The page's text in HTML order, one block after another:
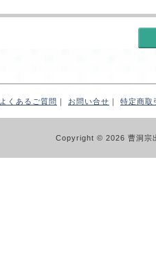
よくあるご質問 ｜ お問い合せ ｜ 特定商取
Copyright © 2026 曹洞宗